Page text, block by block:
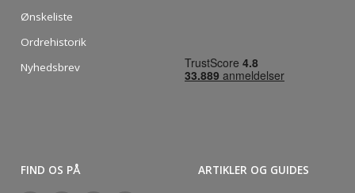
Ønskeliste
Ordrehistorik
Nyhedsbrev
FIND OS PÅ ARTIKLER OG GUIDES